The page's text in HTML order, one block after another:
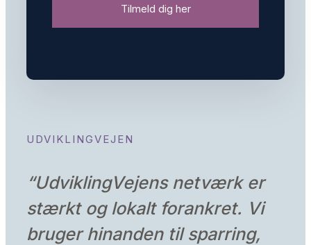
Tilmeld dig her
UDVIKLINGVEJEN
“UdviklingVejens netværk er
stærkt og lokalt forankret. Vi
bruger hinanden til sparring,